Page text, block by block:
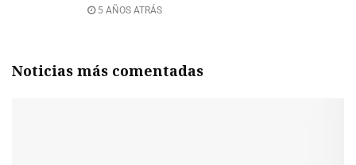
5 AÑOS ATRÁS
Noticias más comentadas